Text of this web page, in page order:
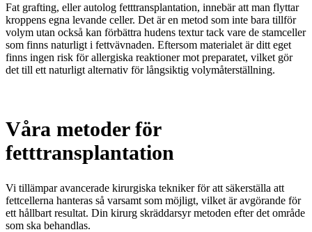
Fat grafting, eller autolog fetttransplantation, innebär att man flyttar
kroppens egna levande celler. Det är en metod som inte bara tillför
volym utan också kan förbättra hudens textur tack vare de stamceller
som finns naturligt i fettvävnaden. Eftersom materialet är ditt eget
finns ingen risk för allergiska reaktioner mot preparatet, vilket gör
det till ett naturligt alternativ för långsiktig volymåterställning.
Våra metoder för
fetttransplantation
Vi tillämpar avancerade kirurgiska tekniker för att säkerställa att
fettcellerna hanteras så varsamt som möjligt, vilket är avgörande för
ett hållbart resultat. Din kirurg skräddarsyr metoden efter det område
som ska behandlas.